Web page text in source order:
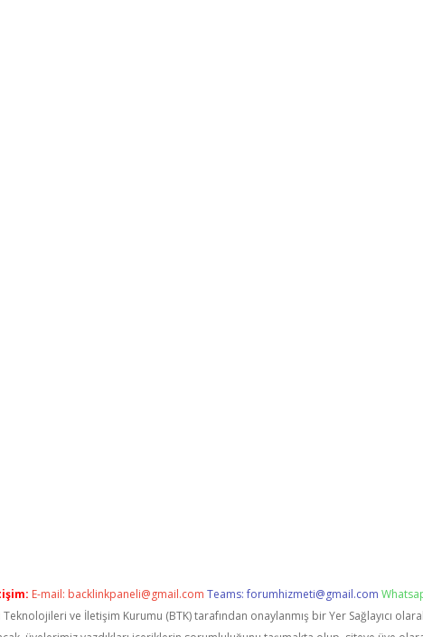
E-mail: backlinkpaneli@gmail.com Teams:forumhizmeti@gmail.com
Teknolojileri ve İletişim Kurumu (BTK) tarafından onaylanmış bir Yer